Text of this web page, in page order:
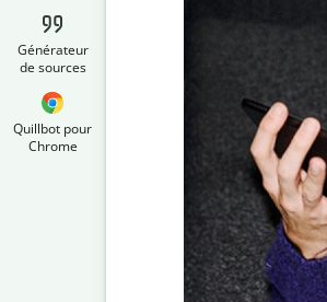
Générateur
de sources
Quillbot pour
Chrome